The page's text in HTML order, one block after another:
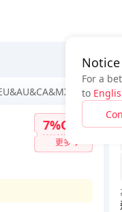
7%OFF
更多
Notice
For a
to